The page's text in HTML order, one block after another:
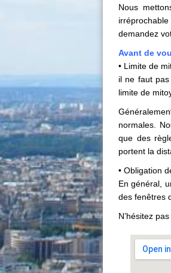
Nous
demandez
Avant de
• Limite de
il ne faut
limite de
normales.
que des
portent la
• Obligation
En général,
des fenêtres
N’hésitez